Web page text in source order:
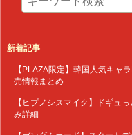
新着記事
【PLAZA限定】韓国人気キャ
売情報まとめ
【ヒプノシスマイク】ドギュ
み詳細